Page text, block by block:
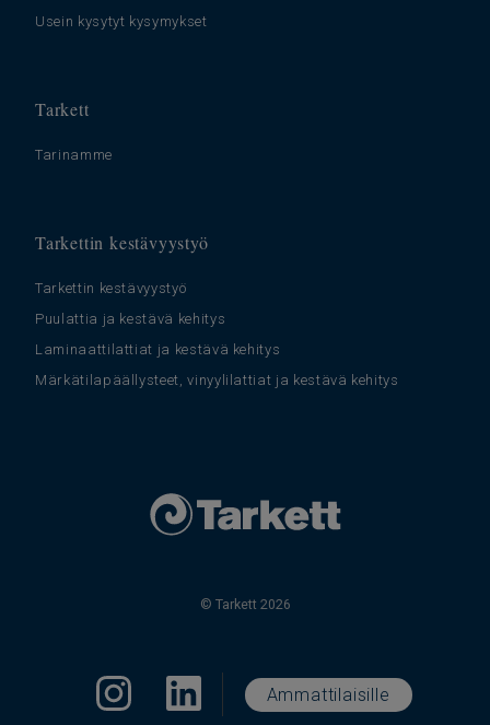
Usein kysytyt kysymykset
Tarkett
Tarinamme
Tarkettin kestävyystyö
Tarkettin kestävyystyö
Puulattia ja kestävä kehitys
Laminaattilattiat ja kestävä kehitys
Märkätilapäällysteet, vinyylilattiat ja kestävä kehitys
© Tarkett 2026
Ammattilaisille